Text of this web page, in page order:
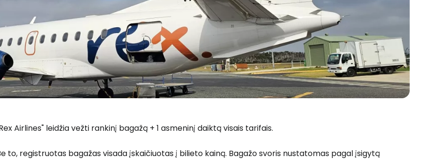
Airlines" leidžia vežti rankinį bagažą + 1 asmeninį daiktą visais tarifais.
to, registruotas bagažas visada įskaičiuotas į bilieto kainą. Bagažo svoris nustatomas pagal įsigytą